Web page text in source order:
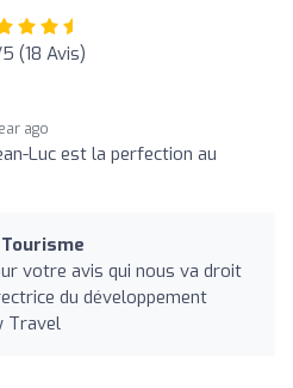
(18 Avis)
ago
Luc est la perfection au
votre avis qui nous va droit
du développement
Travel